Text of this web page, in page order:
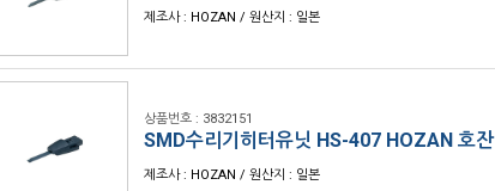
제조사 : HOZAN / 원산지 : 일본
상품번호 : 3832151
SMD수리기히터유닛 HS-407 HOZAN 호잔
제조사 : HOZAN / 원산지 : 일본